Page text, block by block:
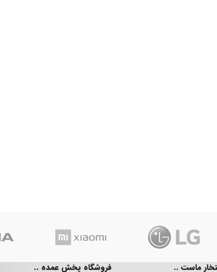
ماست .. فروشگاه پخش عمده ..